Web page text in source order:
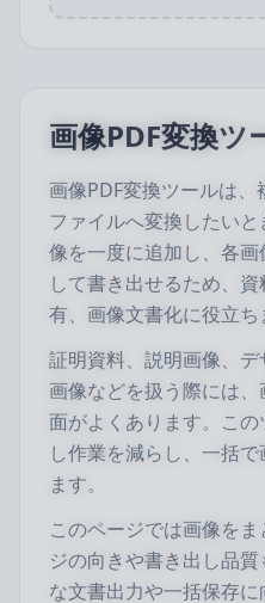
画像PDF変換ツ
画像PDF変換ツールは
ファイルへ変換したい
像を一度に追加し、各画
して書き出せるため、
有、画像文書化に役立ち
証明資料、説明画像、
画像などを扱う際には
面がよくあります。こ
し作業を減らし、一括
ます。
このページでは画像を
ジの向きや書き出し品
な文書出力や一括保存に